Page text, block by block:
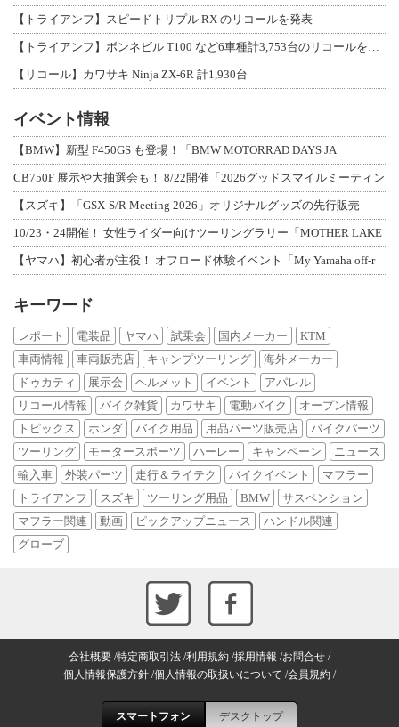
【トライアンフ】スピードトリプル RX のリコールを発表
【トライアンフ】ボンネビル T100 など6車種計3,753台のリコールを発表
【リコール】カワサキ Ninja ZX-6R 計1,930台
イベント情報
【BMW】新型 F450GS も登場！「BMW MOTORRAD DAYS JA
CB750F 展示や大抽選会も！ 8/22開催「2026グッドスマイルミーティン
【スズキ】「GSX-S/R Meeting 2026」オリジナルグッズの先行販売
10/23・24開催！ 女性ライダー向けツーリングラリー「MOTHER LAKE
【ヤマハ】初心者が主役！ オフロード体験イベント「My Yamaha off-r
キーワード
レポート 電装品 ヤマハ 試乗会 国内メーカー
KTM
車両情報
車両販売店 キャンプツーリング
海外メーカー
ドゥカティ
展示会 ヘルメット イベント
アパレル
リコール情報
バイク雑貨 カワサキ 電動バイク
オープン情報
トピックス
ホンダ バイク用品 用品パーツ販売店
バイクパーツ
ツーリング
モータースポーツ ハーレー キャンペーン
ニュース
輸入車
外装パーツ 走行＆ライテク バイクイベント
マフラー
トライアンフ
スズキ ツーリング用品 BMW
サスペンション
マフラー関連
動画 ピックアップニュース
ハンドル関連
グローブ
会社概要 特定商取引法 利用規約 採用情報 お問合せ
個人情報保護方針 個人情報の取扱いについて 会員規約
スマートフォン デスクトップ